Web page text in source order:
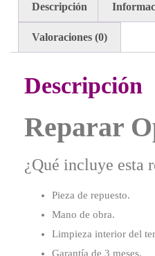
Descripción
Valoraciones (0)
Descripción
Reparar
¿Qué incluye esta
Pieza de repuesto.
Mano de obra.
Limpieza interior del
Garantía de 3 meses.